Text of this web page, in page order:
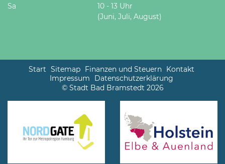
Sa
10 - 13 Uhr
(Juni, Juli, August)
Start Sitemap Finanzen und Steuern Kontakt
Impressum
Datenschutzerklärung
© Stadt Bad Bramstedt 2026